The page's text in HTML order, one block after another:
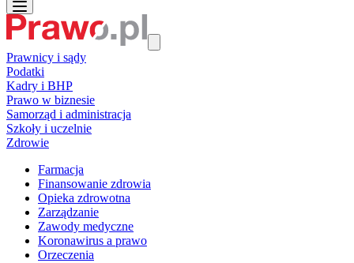
Prawnicy i sądy
Podatki
Kadry i BHP
Prawo w biznesie
Samorząd i administracja
Szkoły i uczelnie
Zdrowie
Farmacja
Finansowanie zdrowia
Opieka zdrowotna
Zarządzanie
Zawody medyczne
Koronawirus a prawo
Orzeczenia